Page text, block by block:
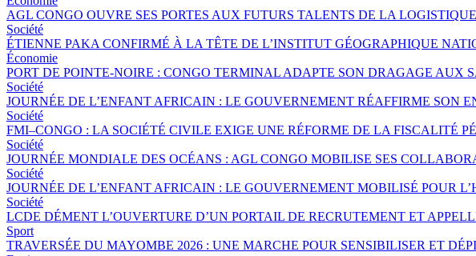
AGL CONGO OUVRE SES PORTES AUX FUTURS TALENTS DE LA LOGISTIQUE
Société
ÉTIENNE PAKA CONFIRMÉ À LA TÊTE DE L’INSTITUT GÉOGRAPHIQUE
Économie
PORT DE POINTE-NOIRE : CONGO TERMINAL ADAPTE SON DRAGAGE AUX
Société
JOURNÉE DE L’ENFANT AFRICAIN : LE GOUVERNEMENT RÉAFFIRME SON
Société
FMI–CONGO : LA SOCIÉTÉ CIVILE EXIGE UNE RÉFORME DE LA FISCALITÉ
Société
JOURNÉE MONDIALE DES OCÉANS : AGL CONGO MOBILISE SES
Société
JOURNÉE DE L’ENFANT AFRICAIN : LE GOUVERNEMENT MOBILISÉ POUR
Société
LCDE DÉMENT L’OUVERTURE D’UN PORTAIL DE RECRUTEMENT ET
Sport
TRAVERSÉE DU MAYOMBE 2026 : UNE MARCHE POUR SENSIBILISER ET